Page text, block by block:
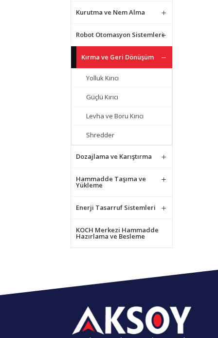
Kurutma ve Nem Alma
Robot Otomasyon Sistemleri
Kırma ve Geri Dönüşüm
Yolluk Kırıcı
Güçlü Kırıcı
Levha ve Boru Kırıcı
Shredder
Dozajlama ve Karıştırma
Hammadde Taşıma ve
Yükleme
Enerji Tasarruf Sistemleri
KOCH Merkezi Hammadde
Hazırlama ve Besleme